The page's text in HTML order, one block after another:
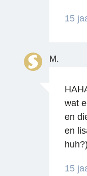
15
M.
wat
en
en
huh?)
15